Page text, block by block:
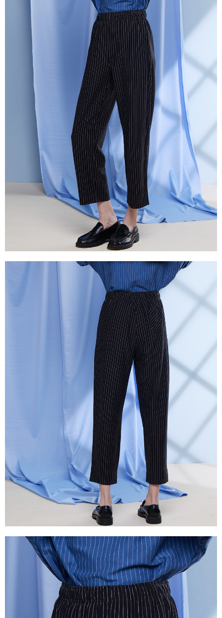
ます。当サービスご利用の際に提供しなければならない個人情報（注文者
の氏名、電話番号、受取人の氏名、電話番号、受取人住所を含むがこれに
限らない）は、AFTEEに渡され当サービスで必要な範囲内で利用されま
す。AFTEEの個人情報の収集、処理、利用について、詳細はAFTEE公式ホ
ームページの『個人情報の収集、処理及び利用に関する声明』をご参照く
ださい（
https://aftee.tw/privacypolicy/）。
AFTEEの初回ご利用の際に、審査を通過すれば、最高額がNT$10,000にな
ります。支払い期限を過ぎた場合、その金額に基づいて年利20%の遅延滞
納金が加算されます。未成年の利用者は、事前に法定代理人または後見人
の同意を得ればAFTEEをご利用いただけます。
個人情報の処理、利用について疑問がある、または関連する法律の権利を
行使したい場合は、ネットプロテクションズ cs_tw@netprotections.co.jp
にご連絡ください。上記に示した個人情報を、必要な購入注文書とあわせ
てAFTEEにご提供いただく、またはAFTEEにあなたの個人情報の収集、処
理、利用を許可することににご同意いただけない場合は、当サービスを選
択しないでください。
配送毎にNT$100、NT$2,000以上で送料無料